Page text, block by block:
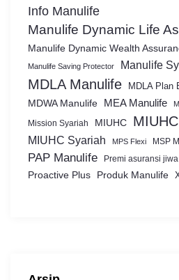
Info Manulife
Manulife Dynamic Life
Manulife Dynamic Wealth
Manulife Saving Protector Manulife
MDLA Manulife MDLA Plan
MDWA Manulife MEA Manulife
Mission Syariah MIUHC
MIUHC Syariah MPS Flexi MSP
PAP Manulife Premi asuransi jiwa
Proactive Plus Produk Manulife